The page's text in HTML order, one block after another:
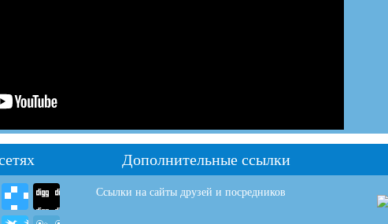
Дополнительные ссылки
Ссылки на сайты друзей и посредников